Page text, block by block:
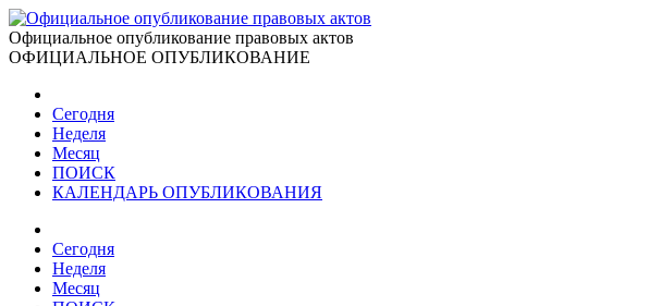
Официальное опубликование правовых актов
ОФИЦИАЛЬНОЕ ОПУБЛИКОВАНИЕ
Сегодня
Неделя
Месяц
ПОИСК
КАЛЕНДАРЬ ОПУБЛИКОВАНИЯ
Сегодня
Неделя
Месяц